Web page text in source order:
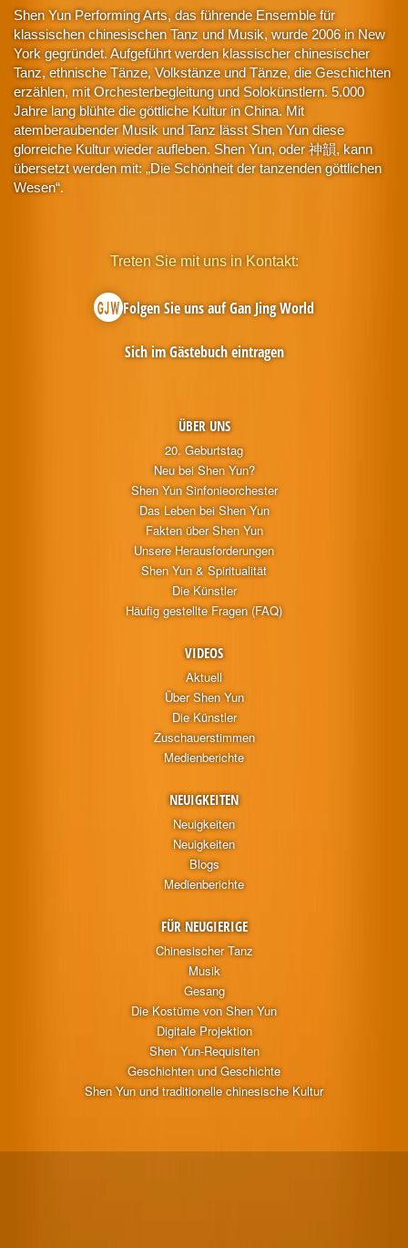
Shen Yun Performing Arts, das führende Ensemble für
klassischen chinesischen Tanz und Musik, wurde 2006 in New
York gegründet. Aufgeführt werden klassischer chinesischer
Tanz, ethnische Tänze, Volkstänze und Tänze, die Geschichten
erzählen, mit Orchesterbegleitung und Solokünstlern. 5.000
Jahre lang blühte die göttliche Kultur in China. Mit
atemberaubender Musik und Tanz lässt Shen Yun diese
glorreiche Kultur wieder aufleben. Shen Yun, oder 神韻, kann
übersetzt werden mit: „Die Schönheit der tanzenden göttlichen
Wesen“.
ÜBER UNS
20. Geburtstag
Neu bei Shen Yun?
Shen Yun Sinfonieorchester
Das Leben bei Shen Yun
Fakten über Shen Yun
Unsere Herausforderungen
Shen Yun & Spiritualität
Die Künstler
Häufig gestellte Fragen (FAQ)
VIDEOS
Aktuell
Über Shen Yun
Die Künstler
Zuschauerstimmen
Medienberichte
NEUIGKEITEN
Neuigkeiten
Neuigkeiten
Blogs
Medienberichte
FÜR NEUGIERIGE
Chinesischer Tanz
Musik
Gesang
Die Kostüme von Shen Yun
Digitale Projektion
Shen Yun-Requisiten
Geschichten und Geschichte
Shen Yun und traditionelle chinesische Kultur
Treten Sie mit uns in Kontakt:
Folgen Sie uns auf Gan Jing World
Sich im Gästebuch eintragen